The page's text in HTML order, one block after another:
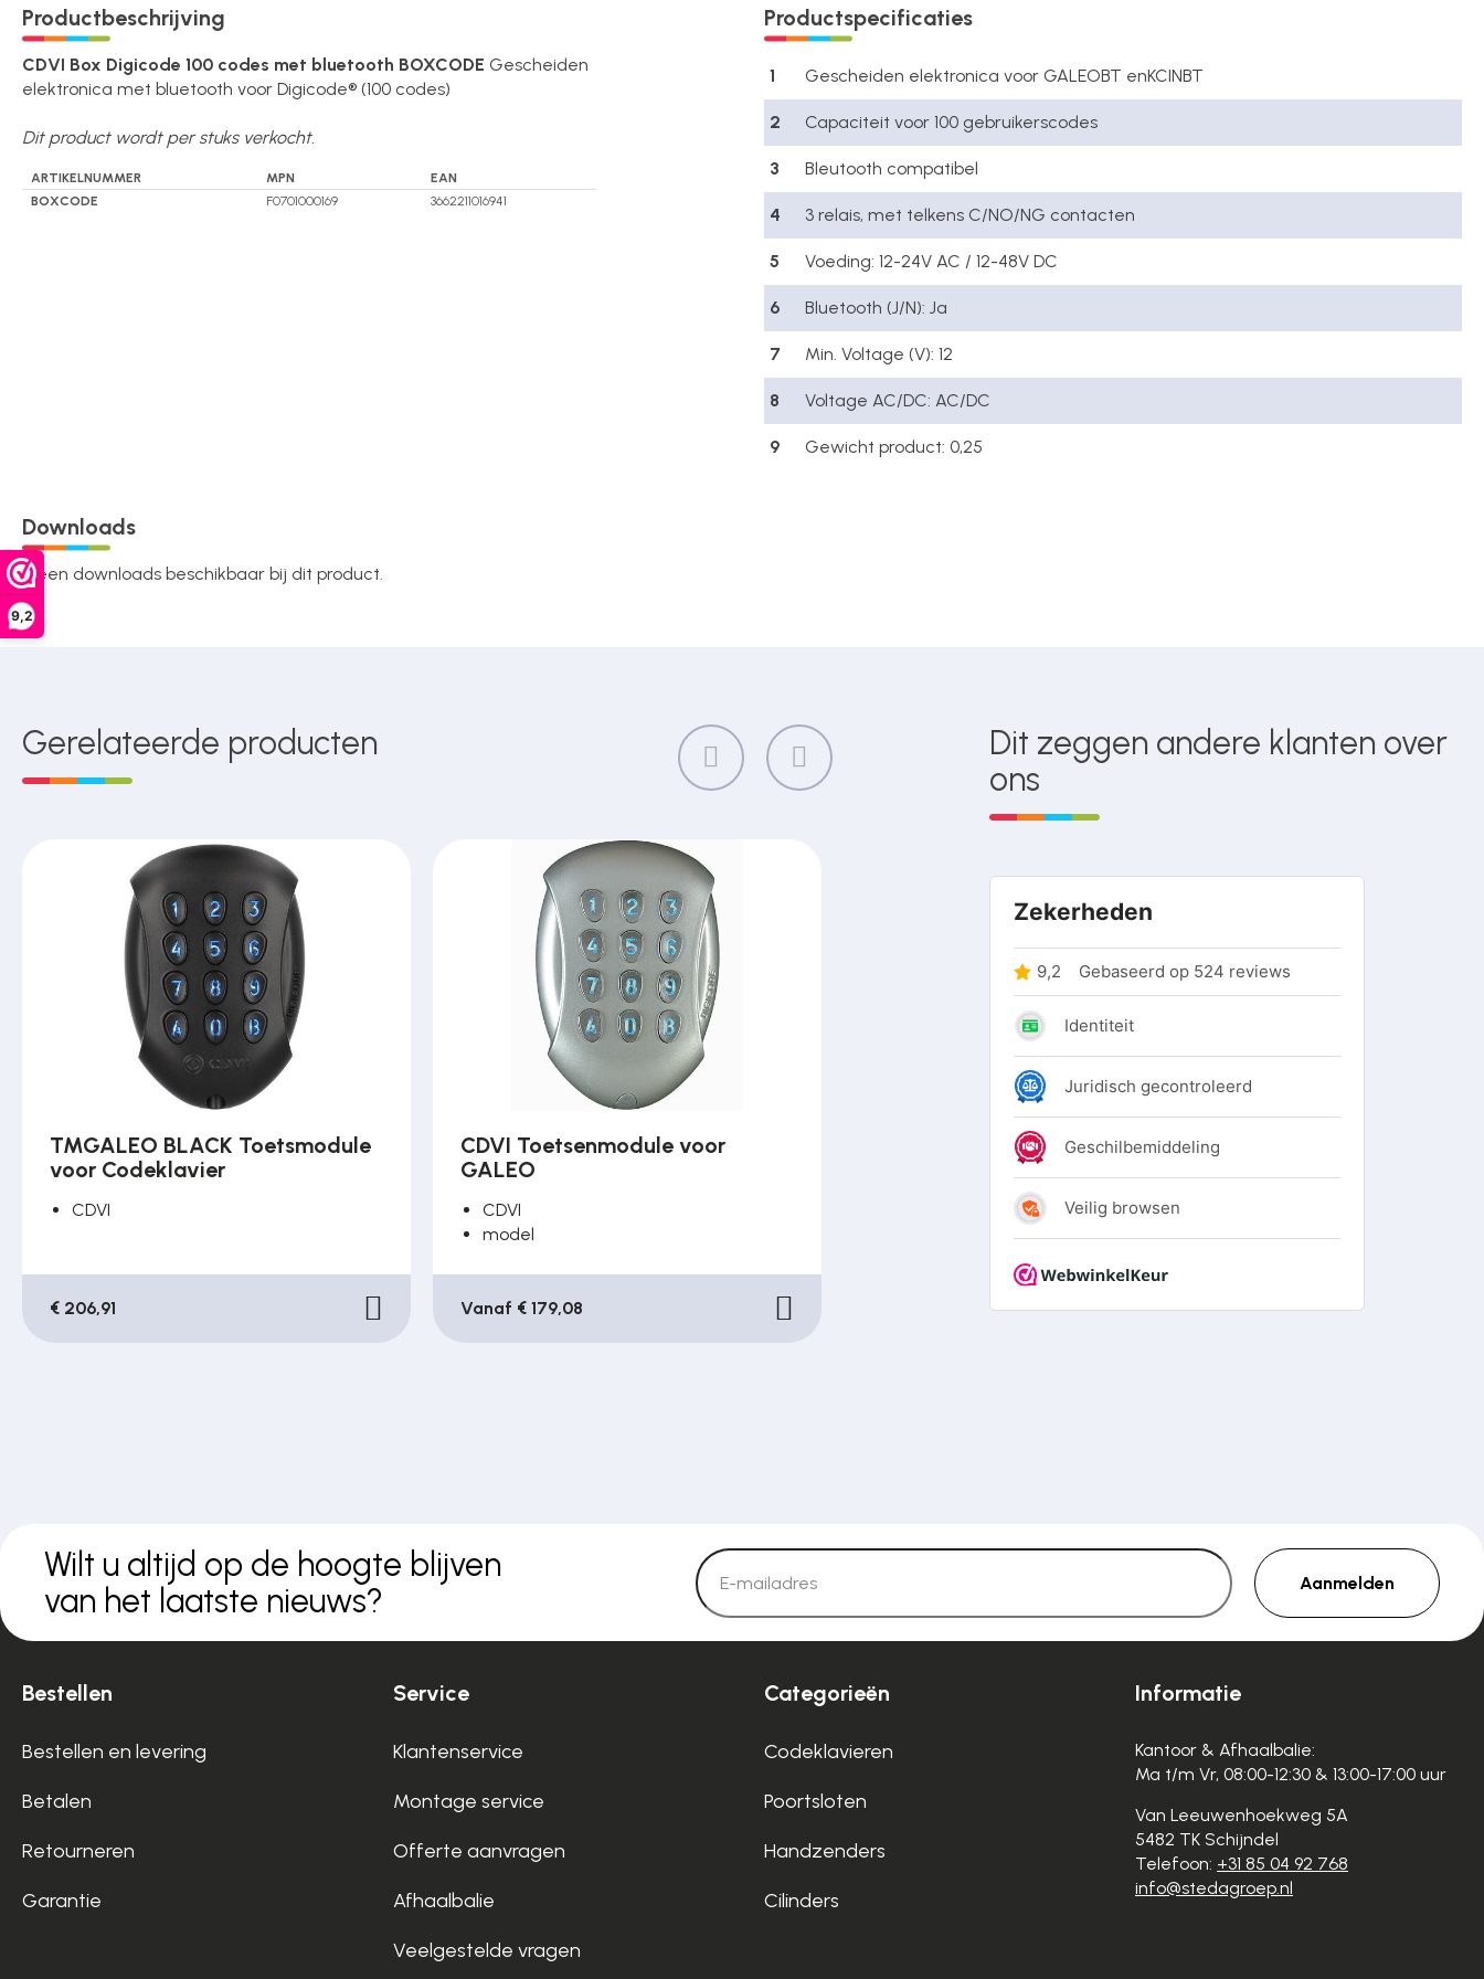
9,2
Over ons
Productbeschrijving
CDVI Box Digicode 100 codes met bluetooth BOXCODE Gescheiden
elektronica met bluetooth voor Digicode® (100 codes)
Dit product wordt per stuks verkocht.
ARTIKELNUMMER MPN
EAN
BOXCODE
F0701000169 3662211016941
Productspecificaties
1 Gescheiden elektronica voor GALEOBT enKCINBT
2 Capaciteit voor 100 gebruikerscodes
3 Bleutooth compatibel
4 3 relais, met telkens C/NO/NG contacten
5 Voeding: 12-24V AC / 12-48V DC
6 Bluetooth (J/N): Ja
7 Min. Voltage (V): 12
8 Voltage AC/DC: AC/DC
9 Gewicht product: 0,25
Downloads
Geen downloads beschikbaar bij dit product.
Gerelateerde producten
TMGALEO BLACK Toetsmodule
voor Codeklavier
CDVI
€ 206,91
CDVI Toetsenmodule voor
GALEO
CDVI
model
Vanaf € 179,08
Dit zeggen andere klanten over
ons
Wilt u altijd op de hoogte blijven
van het laatste nieuws?
Aanmelden
Bestellen
Bestellen en levering
Betalen
Retourneren
Garantie
Service
Klantenservice
Montage service
Offerte aanvragen
Afhaalbalie
Veelgestelde vragen
Categorieën
Codeklavieren
Poortsloten
Handzenders
Cilinders
Informatie
Kantoor & Afhaalbalie:
Ma t/m Vr, 08:00-12:30 & 13:00-17:00 uur
Van Leeuwenhoekweg 5A
5482 TK Schijndel
Telefoon: +31 85 04 92 768
info@stedagroep.nl